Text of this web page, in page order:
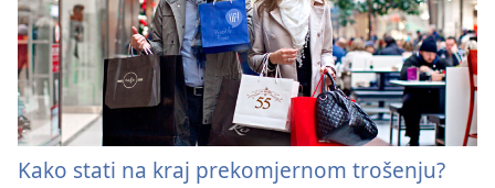
Kako stati na kraj prekomjernom trošenju?